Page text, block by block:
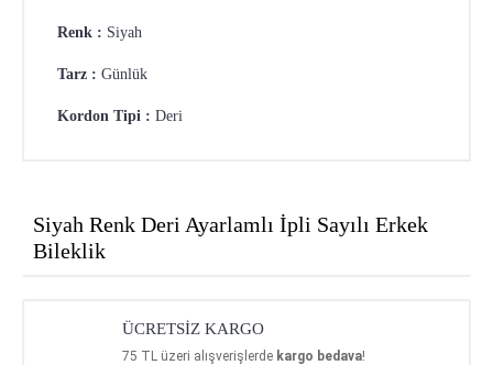
Renk : Siyah
Tarz : Günlük
Kordon Tipi : Deri
Siyah Renk Deri Ayarlamlı İpli Sayılı Erkek
Bileklik
ÜCRETSİZ KARGO
75 TL üzeri alışverişlerde kargo bedava!